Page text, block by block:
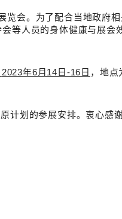
会。为了配合当地政府
等人员的身体健康与展会
2023年6月14日-16日 ，地点
划的参展安排。衷心感